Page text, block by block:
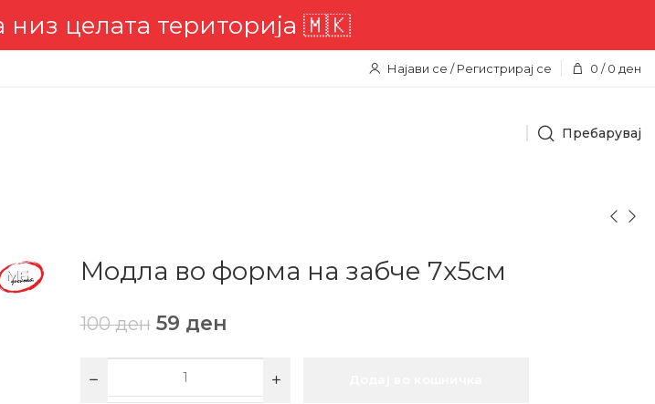
територија 🇲🇰
Најави се / Регистрирај се 0 / 0 ден
Пребарувај
Модла во форма на забче 7х5см
100ден 59 ден